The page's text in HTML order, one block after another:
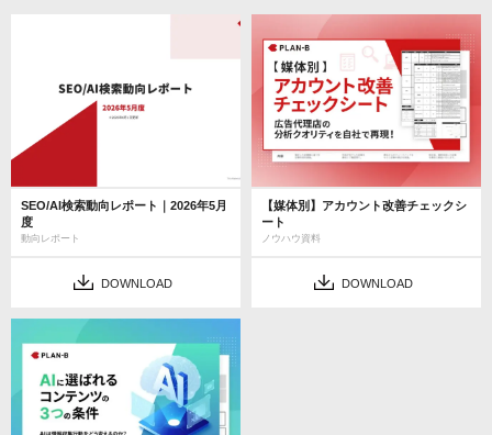
SEO/AI検索動向レポート｜2026年5月
度
動向レポート
DOWNLOAD
【媒体別】アカウント改善チェックシ
ート
ノウハウ資料
DOWNLOAD